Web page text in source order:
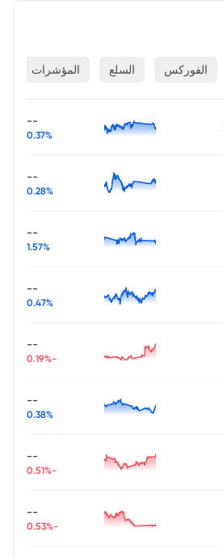
الفوركس السلع المؤشرات
--
0.37%
--
0.28%
--
1.57%
--
0.47%
--
-0.19%
--
0.38%
--
-0.51%
--
-0.53%